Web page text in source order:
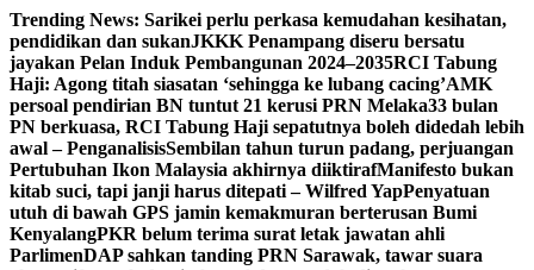
Skip
to
content
Trending News: Sarikei perlu perkasa kemudahan kesihatan,
pendidikan dan sukanJKKK Penampang diseru bersatu
jayakan Pelan Induk Pembangunan 2024–2035RCI Tabung
Haji: Agong titah siasatan ‘sehingga ke lubang cacing’AMK
persoal pendirian BN tuntut 21 kerusi PRN Melaka33 bulan
PN berkuasa, RCI Tabung Haji sepatutnya boleh didedah lebih
awal – PenganalisisSembilan tahun turun padang, perjuangan
Pertubuhan Ikon Malaysia akhirnya diiktirafManifesto bukan
kitab suci, tapi janji harus ditepati – Wilfred YapPenyatuan
utuh di bawah GPS jamin kemakmuran berterusan Bumi
KenyalangPKR belum terima surat letak jawatan ahli
ParlimenDAP sahkan tanding PRN Sarawak, tawar suara